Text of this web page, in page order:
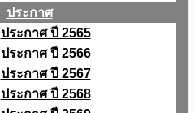
ประกาศ
ประกาศ ปี 2565
ประกาศ ปี 2566
ประกาศ ปี 2567
ประกาศ ปี 2568